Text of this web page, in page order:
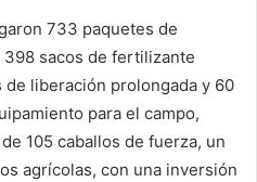
733 paquetes de
sacos de fertilizante
liberación prolongada y 60
para el campo,
105 caballos de fuerza, un
agrícolas, con una inversión